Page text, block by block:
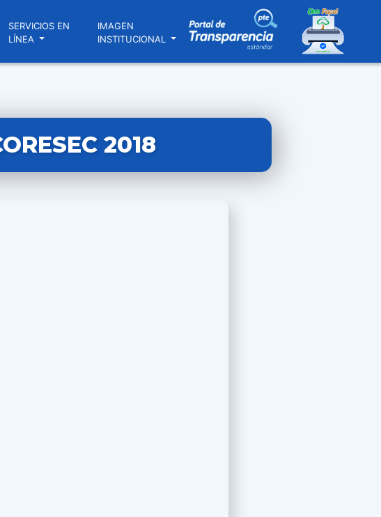
SERVICIOS EN
LÍNEA
IMAGEN
INSTITUCIONAL
2018